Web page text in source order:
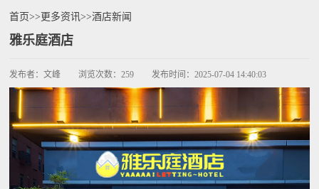
首页>> 更多资讯>>酒店新闻
雅乐庭酒店
发布者：文峰 浏览次数：259 发布时间：2025-07-04 14:40:03